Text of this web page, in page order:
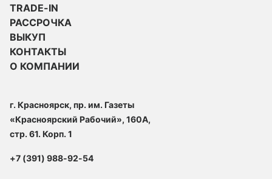
TRADE-IN
РАССРОЧКА
ВЫКУП
КОНТАКТЫ
О КОМПАНИИ
г. Красноярск, пр. им. Газеты
«Красноярский Рабочий», 160А,
стр. 61. Корп. 1
+7 (391) 988-92-54